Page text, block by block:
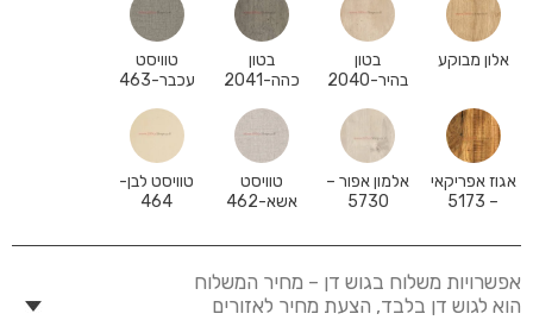
אלון מבוקע
בטון
בהיר-2040
בטון
כהה-2041
טוויסט
עכבר-463
אגוז אפריקאי
– 5173
אלמון אפור –
5730
טוויסט
אשא-462
טוויסט לבן-
464
אפשרויות משלוח בגוש דן – מחיר המשלוח
הוא לגוש דן בלבד, הצעת מחיר לאזורים